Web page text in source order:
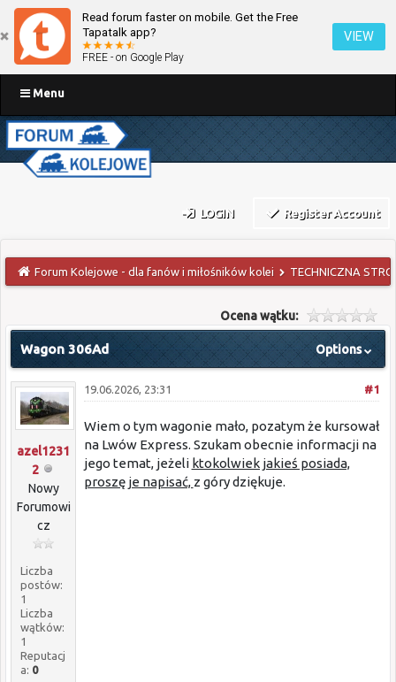
Read forum faster on mobile. Get the Free
Tapatalk app?
FREE - on Google Play
VIEW
Menu
LOGIN Register Account
Forum Kolejowe - dla fanów i miłośników kolei TECHNICZNA
Ocena wątku:
Options
Wagon 306Ad
azel1231
2
Nowy
Forumowi
cz
Liczba
postów:
1
Liczba
wątków:
1
Reputacj
a: 0
#1
19.06.2026, 23:31
Wiem o tym wagonie mało, pozatym że kursował
na Lwów Express. Szukam obecnie informacji na
jego temat, jeżeli ktokolwiek jakieś posiada,
proszę je napisać, z góry dziękuje.